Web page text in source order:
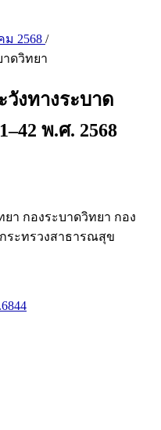
ม 2568 /
าดวิทยา
วังทางระบาด
พ.ศ. 2568
า กองระบาดวิทยา กอง
ระทรวงสาธารณสุข